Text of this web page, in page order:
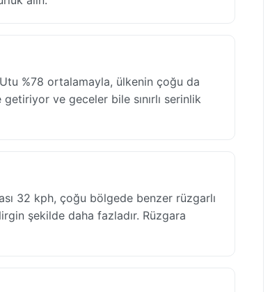
%78 ortalamayla, ülkenin çoğu da
ve geceler bile sınırlı serinlik
32 kph, çoğu bölgede benzer rüzgarlı
şekilde daha fazladır. Rüzgara